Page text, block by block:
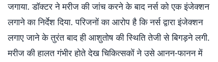
जगाया. डॉक्टर ने मरीज की जांच करने के बाद नर्स को एक इंजेक्शन
लगाने का निर्देश दिया. परिजनों का आरोप है कि नर्स द्वारा इंजेक्शन
लगाए जाने के तुरंत बाद ही आशुतोष की स्थिति तेजी से बिगड़ने लगी.
​मरीज की हालत गंभीर होते देख चिकित्सकों ने उसे आनन-फानन में